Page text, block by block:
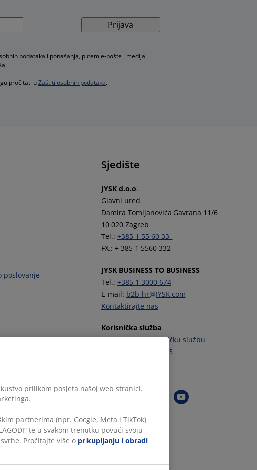
Prijava
podataka i ponašanja, putem e-pošte i medija
pročitati uZaštiti osobnih podataka.
poslovanje
Sjedište
JYSK d.o.o.
Glavni ured
Damira Tomljanovića Gavrana 11/6
10 020 Zagreb
Tel.: +385 1 55 60 331
FX.: + 385 1 5560 332
JYSK BUSINESS TO BUSINESS
Tel.: +385 1 3000 674
E-mail: b2b-hr@JYSK.com
Kontaktirajte nas
Korisnička služba
Kontaktirajte Korisničku službu
+385 1 444 00 55
Zapratite JYSK
prilikom posjeta našoj web stranici.
partnerima (npr. Google, Meta i TikTok)
te u svakom trenutku povući svoju
Pročitajte više o prikupljanju i obradi